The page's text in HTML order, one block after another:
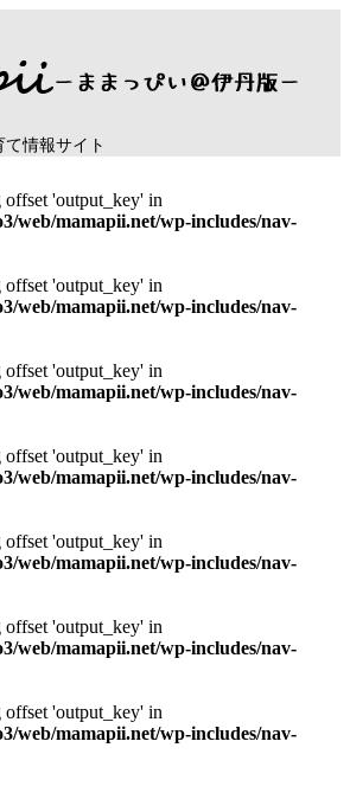
情報サイト
offset 'output_key' in
web/mamapii.net/wp-includes/nav-
offset 'output_key' in
web/mamapii.net/wp-includes/nav-
offset 'output_key' in
web/mamapii.net/wp-includes/nav-
offset 'output_key' in
web/mamapii.net/wp-includes/nav-
offset 'output_key' in
web/mamapii.net/wp-includes/nav-
offset 'output_key' in
web/mamapii.net/wp-includes/nav-
offset 'output_key' in
web/mamapii.net/wp-includes/nav-